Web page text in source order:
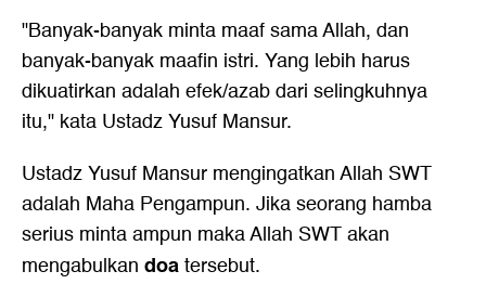
"Banyak-banyak minta maaf sama Allah, dan
banyak-banyak maafin istri. Yang lebih harus
dikuatirkan adalah efek/azab dari selingkuhnya
itu," kata Ustadz Yusuf Mansur.
Ustadz Yusuf Mansur mengingatkan Allah SWT
adalah Maha Pengampun. Jika seorang hamba
serius minta ampun maka Allah SWT akan
mengabulkan doatersebut.